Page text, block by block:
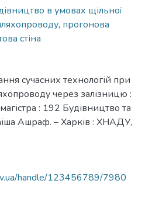
в умовах щільної
, прогонова
стіна
сучасних технологій при
через залізницю :
: 192 Будівництво та
Ашраф. – Харків : ХНАДУ,
handle/123456789/7980